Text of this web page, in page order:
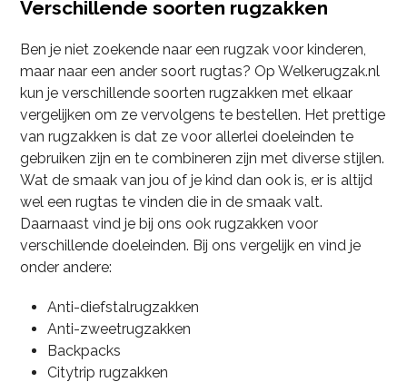
Verschillende soorten rugzakken
Ben je niet zoekende naar een rugzak voor kinderen,
maar naar een ander soort rugtas? Op Welkerugzak.nl
kun je verschillende soorten rugzakken met elkaar
vergelijken om ze vervolgens te bestellen. Het prettige
van rugzakken is dat ze voor allerlei doeleinden te
gebruiken zijn en te combineren zijn met diverse stijlen.
Wat de smaak van jou of je kind dan ook is, er is altijd
wel een rugtas te vinden die in de smaak valt.
Daarnaast vind je bij ons ook rugzakken voor
verschillende doeleinden. Bij ons vergelijk en vind je
onder andere:
Anti-diefstalrugzakken
Anti-zweetrugzakken
Backpacks
Citytrip rugzakken